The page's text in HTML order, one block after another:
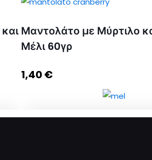
Μαντολάτο με Μύρτιλο
Μέλι 60γρ
1,40€